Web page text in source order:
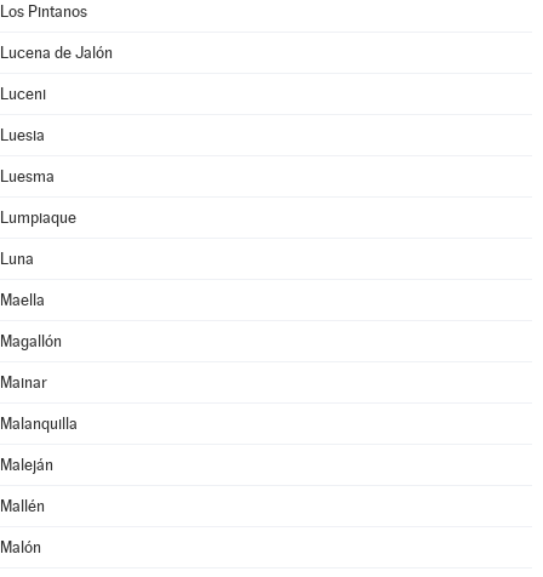
Los Pintanos
Lucena de Jalón
Luceni
Luesia
Luesma
Lumpiaque
Luna
Maella
Magallón
Mainar
Malanquilla
Maleján
Mallén
Malón